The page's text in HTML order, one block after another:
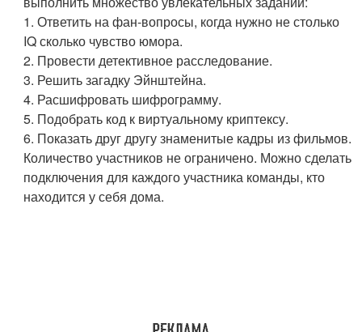
1. Ответить на фан-вопросы, когда нужно не столько
IQ сколько чувство юмора.
2. Провести детективное расследование.
3. Решить загадку Эйнштейна.
4. Расшифровать шифрограмму.
5. Подобрать код к виртуальному криптексу.
6. Показать друг другу знаменитые кадры из фильмов.
Количество участников не ограничено. Можно сделать
подключения для каждого участника команды, кто
находится у себя дома.